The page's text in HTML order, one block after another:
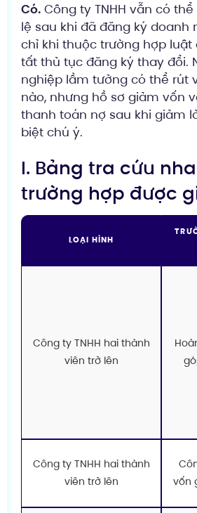
Có. Công ty TNHH vẫn có
lệ sau khi đã đăng ký doanh
chỉ khi thuộc trường hợp luật
tất thủ tục đăng ký thay đổi.
nghiệp lầm tưởng có thể rút
nào, nhưng hồ sơ giảm vốn
thanh toán nợ sau khi giảm
biệt chú ý.
I. Bảng tra cứu
trường hợp được
LOẠI HÌNH
Công ty TNHH hai thành
viên trở lên
Công ty TNHH hai thành
viên trở lên
vốn